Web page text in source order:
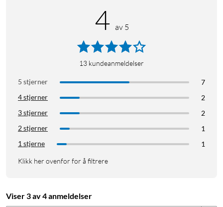
4 av 5
13 kundeanmeldelser
5 stjerner
7
4 stjerner
2
3 stjerner
2
2 stjerner
1
1 stjerne
1
Klikk her ovenfor for å filtrere
Viser 3 av 4 anmeldelser